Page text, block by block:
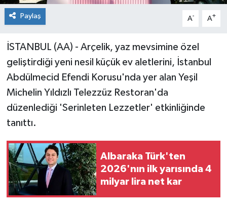
Paylaş A- A+
İSTANBUL (AA) - Arçelik, yaz mevsimine özel
geliştirdiği yeni nesil küçük ev aletlerini, İstanbul
Abdülmecid Efendi Korusu'nda yer alan Yeşil
Michelin Yıldızlı Telezzüz Restoran'da
düzenlediği 'Serinleten Lezzetler' etkinliğinde
tanıttı.
Albaraka Türk'ten
2026'nın ilk yarısında 4
milyar lira net kar